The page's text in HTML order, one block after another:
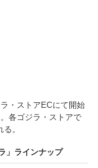
・ストアECにて開始
各ゴジラ・ストアで
。
」ラインナップ